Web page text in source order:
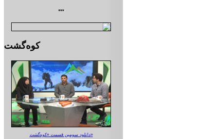
***
کوه‌گشت
دانلود سومین قسمت «کوه‌گشت»